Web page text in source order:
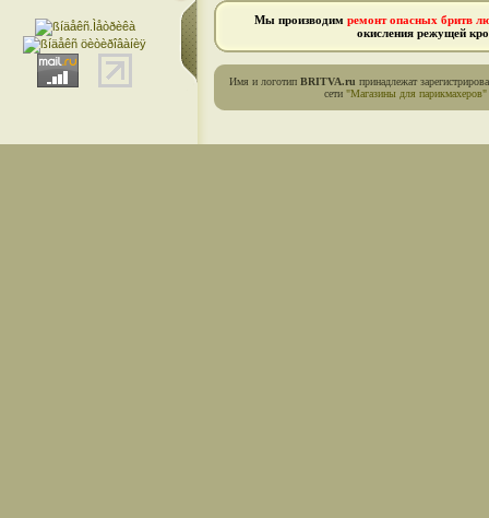
Мы производим ремонт опасных бритв
окисления режущей
Имя и логотип BRITVA.ru принадлежат
сети "Магазины для парикмахеров"